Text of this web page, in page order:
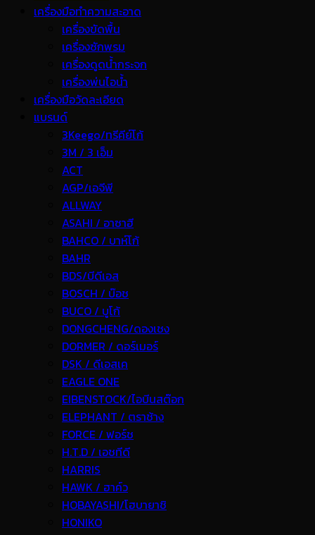
เครื่องมือทำความสะอาด
เครื่องขัดพื้น
เครื่องซักพรม
เครื่องดูดน้ำกระจก
เครื่องพ่นไอน้ำ
เครื่องมือวัดละเอียด
แบรนด์
3Keego/ทรีคีย์โก้
3M / 3 เอ็ม
ACT
AGP/เอจีพี
ALLWAY
ASAHI / อาซาฮี
BAHCO / บาห์โก้
BAHR
BDS/บีดีเอส
BOSCH / บ๊อช
BUCO / บูโก้
DONGCHENG/ดองเชง
DORMER / ดอร์เมอร์
DSK / ดีเอสเค
EAGLE ONE
EIBENSTOCK/ไอบีนสต๊อก
ELEPHANT / ตราช้าง
FORCE / ฟอร์ช
H.T.D / เอชทีดี
HARRIS
HAWK / ฮาค์ว
HOBAYASHI/โฮบายาชิ
HONIKO